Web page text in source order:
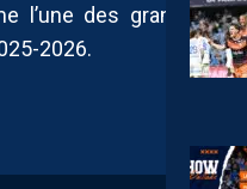
l’une des grandes
2026.